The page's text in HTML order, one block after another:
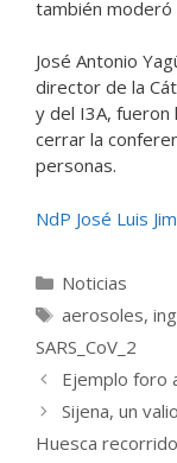
también
José Antonio
director de la
y del I3A, fueron
cerrar la
personas.
NdP José Luis
Categorías
Noticias
Etiquetas
aerosoles,
SARS_CoV_2
Ejemplo foro
Sijena, un
Huesca